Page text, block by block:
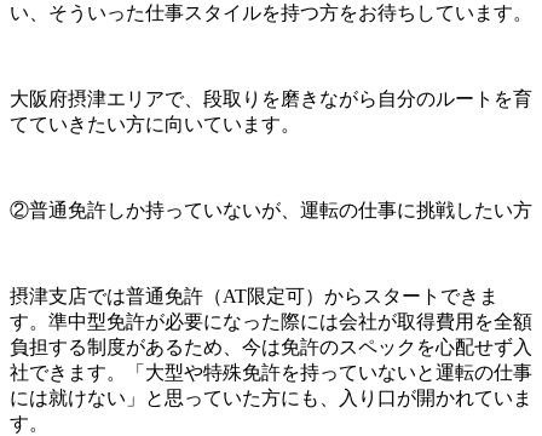
い、そういった仕事スタイルを持つ方をお待ちしています。
大阪府摂津エリアで、段取りを磨きながら自分のルートを育
てていきたい方に向いています。
②普通免許しか持っていないが、運転の仕事に挑戦したい方
摂津支店では普通免許（AT限定可）からスタートできま
す。準中型免許が必要になった際には会社が取得費用を全額
負担する制度があるため、今は免許のスペックを心配せず入
社できます。「大型や特殊免許を持っていないと運転の仕事
には就けない」と思っていた方にも、入り口が開かれていま
す。